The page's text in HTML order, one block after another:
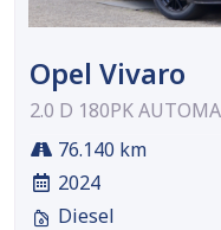
Opel Vivaro
2.0 D 180PK
76.140 km
2024
Diesel